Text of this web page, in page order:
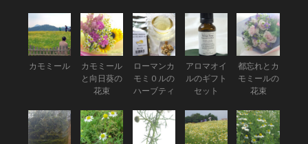
カモミール
カモミール
と向日葵の
花束
ローマンカ
モミ０ルの
ハーブティ
アロマオイ
ルのギフト
セット
都忘れとカ
モミールの
花束